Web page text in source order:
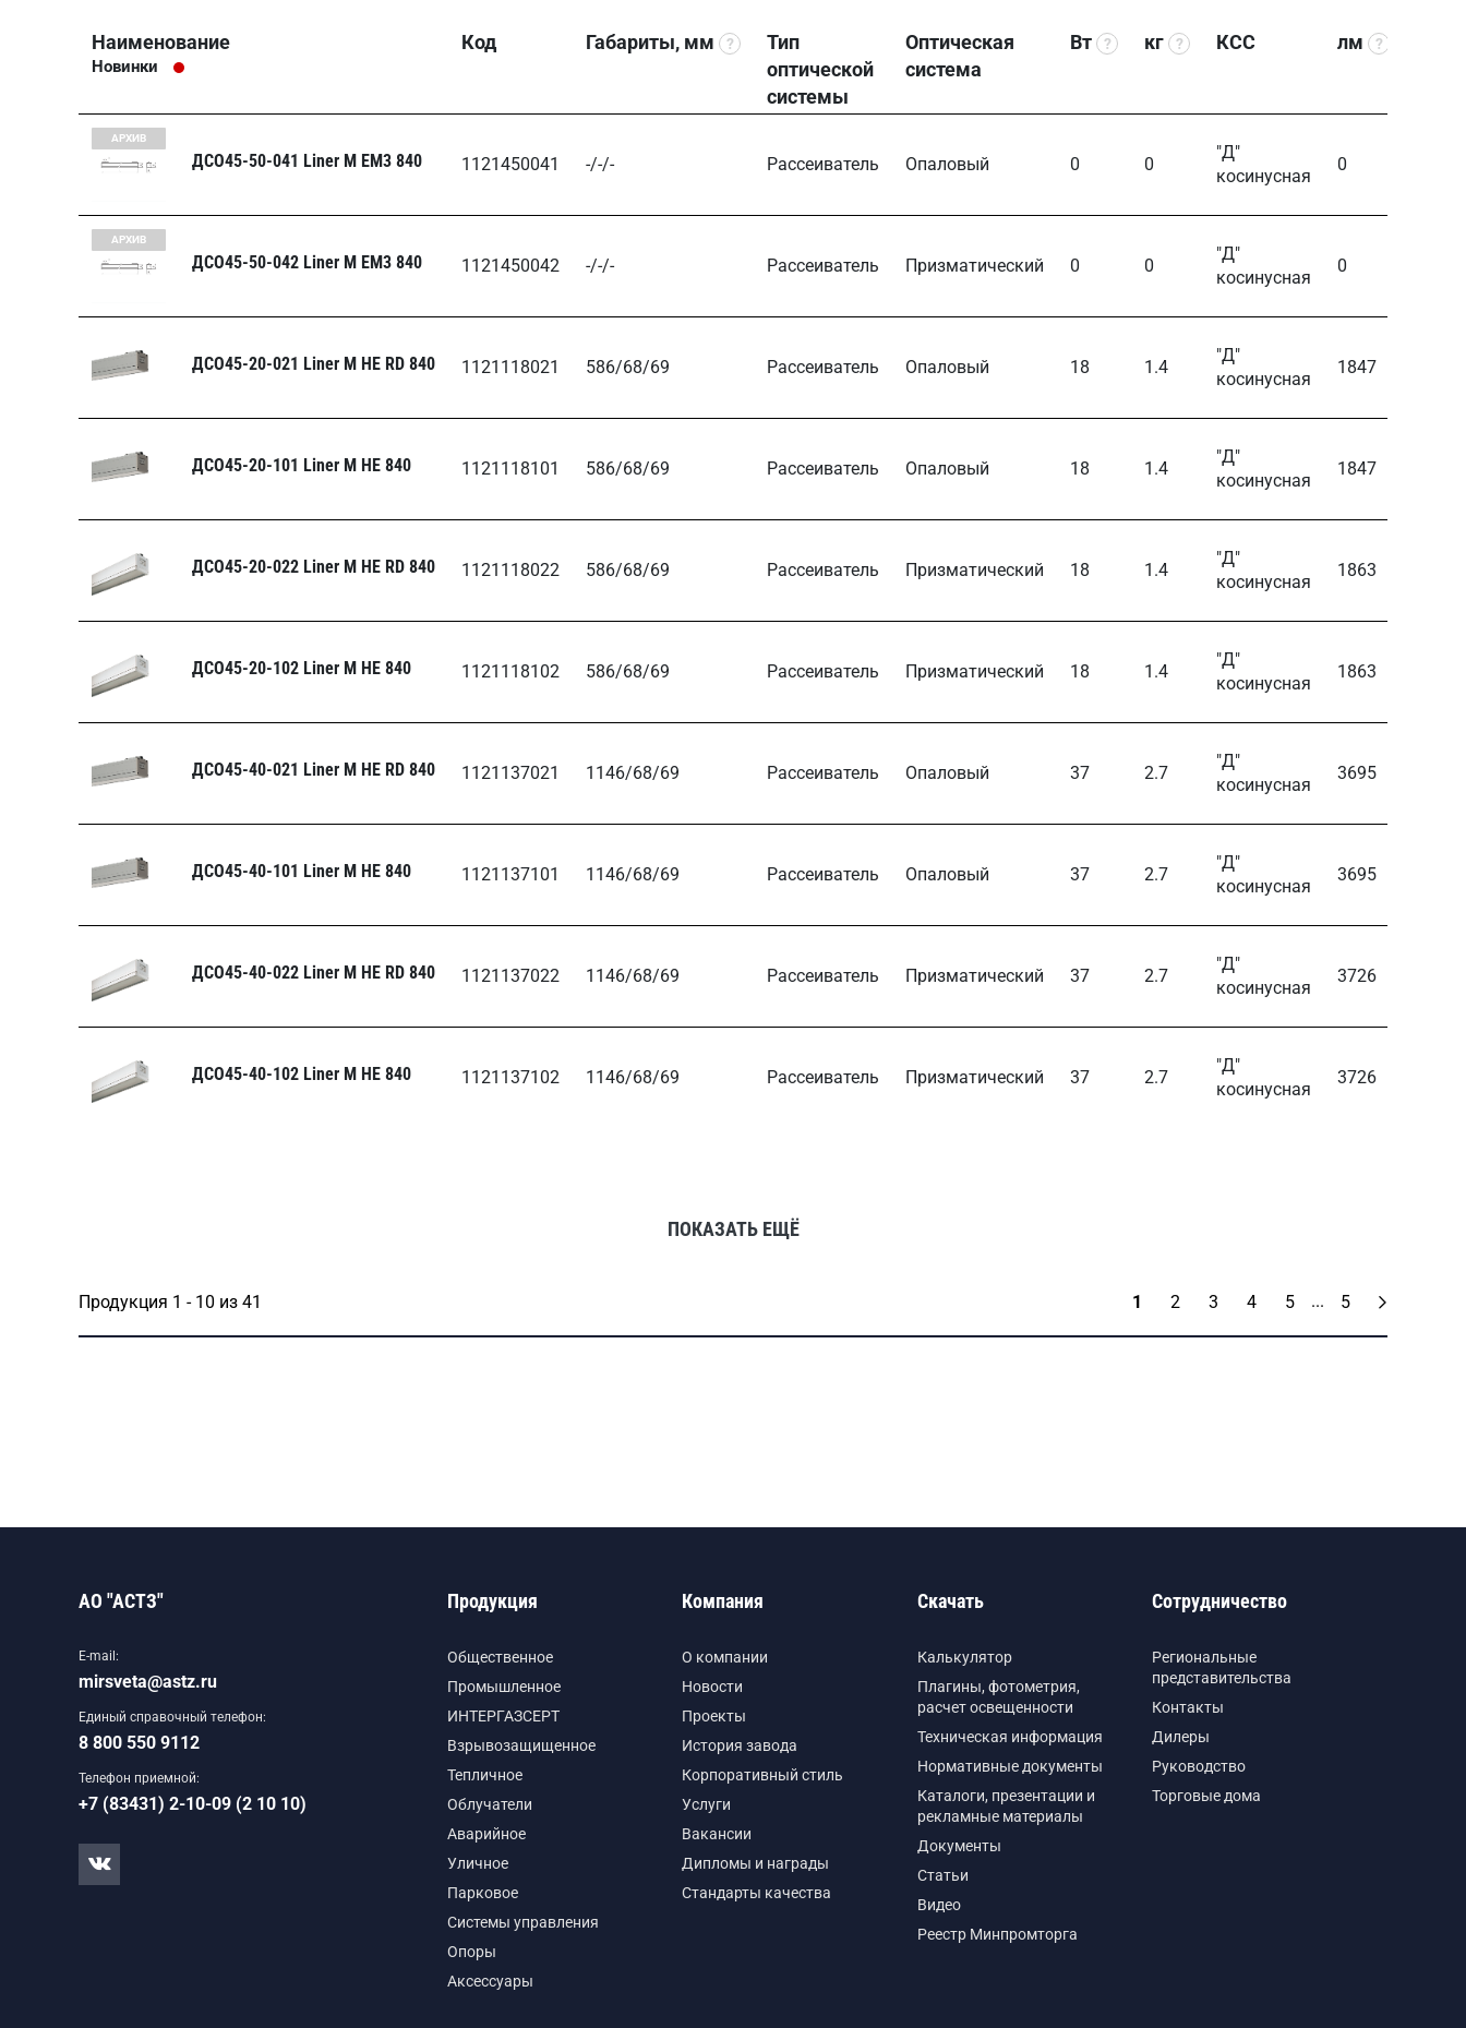
Наименование
Новинки
Код Габариты, мм ?
Тип
оптической
системы
Оптическая
система
Вт ? кг ? КСС лм ?
АРХИВ
ДСО45-50-041 Liner M EM3 840 1121450041 -/-/- Рассеиватель Опаловый 0 0
"Д"
косинусная
0
АРХИВ
ДСО45-50-042 Liner M EM3 840 1121450042 -/-/- Рассеиватель Призматический 0 0
"Д"
косинусная
0
ДСО45-20-021 Liner M НЕ RD 840 1121118021 586/68/69 Рассеиватель Опаловый 18 1.4
"Д"
косинусная
1847
ДСО45-20-101 Liner M НЕ 840 1121118101 586/68/69 Рассеиватель Опаловый 18 1.4
"Д"
косинусная
1847
ДСО45-20-022 Liner M НЕ RD 840 1121118022 586/68/69 Рассеиватель Призматический 18 1.4
"Д"
косинусная
1863
ДСО45-20-102 Liner M НЕ 840 1121118102 586/68/69 Рассеиватель Призматический 18 1.4
"Д"
косинусная
1863
ДСО45-40-021 Liner M НЕ RD 840 1121137021 1146/68/69 Рассеиватель Опаловый 37 2.7
"Д"
косинусная
3695
ДСО45-40-101 Liner M НЕ 840 1121137101 1146/68/69 Рассеиватель Опаловый 37 2.7
"Д"
косинусная
3695
ДСО45-40-022 Liner M НЕ RD 840 1121137022 1146/68/69 Рассеиватель Призматический 37 2.7
"Д"
косинусная
3726
ДСО45-40-102 Liner M НЕ 840 1121137102 1146/68/69 Рассеиватель Призматический 37 2.7
"Д"
косинусная
3726
ПОКАЗАТЬ ЕЩЁ
Продукция 1 - 10 из 41 1 2 3 4 5 ... 5
АО "АСТЗ"
E-mail:
mirsveta@astz.ru
Единый справочный телефон:
8 800 550 9112
Телефон приемной:
+7 (83431) 2-10-09 (2 10 10)
Продукция
Общественное
Промышленное
ИНТЕРГАЗСЕРТ
Взрывозащищенное
Тепличное
Облучатели
Аварийное
Уличное
Парковое
Системы управления
Опоры
Аксессуары
Компания
О компании
Новости
Проекты
История завода
Корпоративный стиль
Услуги
Вакансии
Дипломы и награды
Стандарты качества
Скачать
Калькулятор
Плагины, фотометрия,
расчет освещенности
Техническая информация
Нормативные документы
Каталоги, презентации и
рекламные материалы
Документы
Статьи
Видео
Реестр Минпромторга
Сотрудничество
Региональные
представительства
Контакты
Дилеры
Руководство
Торговые дома